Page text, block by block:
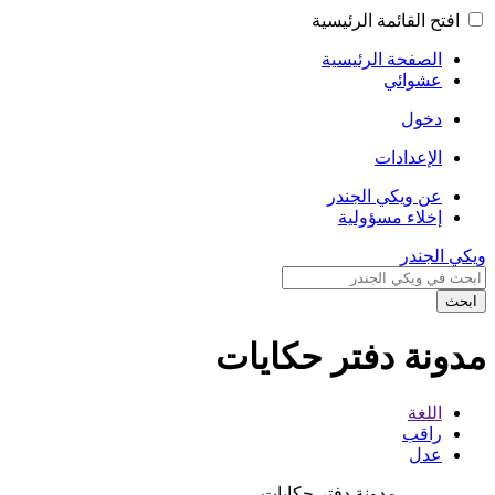
افتح القائمة الرئيسية
الصفحة الرئيسية
عشوائي
دخول
الإعدادات
عن ويكي الجندر
إخلاء مسؤولية
ويكي الجندر
ابحث
مدونة دفتر حكايات
اللغة
راقب
عدل